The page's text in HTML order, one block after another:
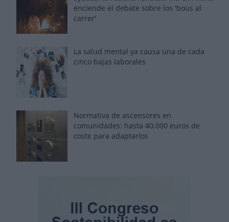
enciende el debate sobre los 'bous al
carrer'
La salud mental ya causa una de cada
cinco bajas laborales
Normativa de ascensores en
comunidades: hasta 40.000 euros de
coste para adaptarlos